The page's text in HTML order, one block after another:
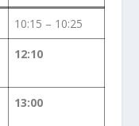
10:15 – 10:25
12:10
13:00